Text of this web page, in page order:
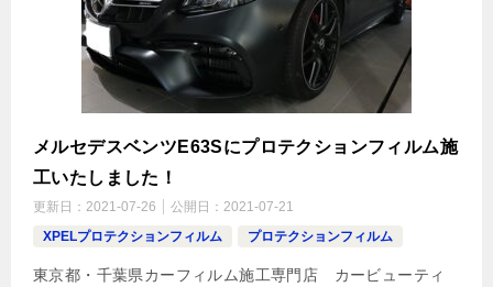
メルセデスベンツE63Sにプロテクションフィルム施
工いたしました！
更新日： 2021-07-26 公開日： 2021-07-21
XPELプロテクションフィルム
プロテクションフィルム
東京都・千葉県カーフィルム施工専門店 カービューティ